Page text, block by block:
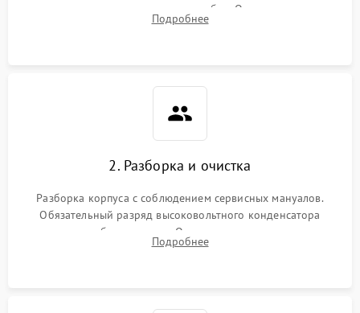
включение, считывание кодов ошибок. Оценка состояния
матрицы и затвора, проверка работы автофокуса и вспышки.
Подробнее
2. Разборка и очистка
Разборка корпуса с соблюдением сервисных мануалов.
Обязательный разряд высоковольтного конденсатора
вспышки для безопасности. Очистка внутренних узлов от
пыли, песка и следов влаги с помощью спецсредств.
Подробнее